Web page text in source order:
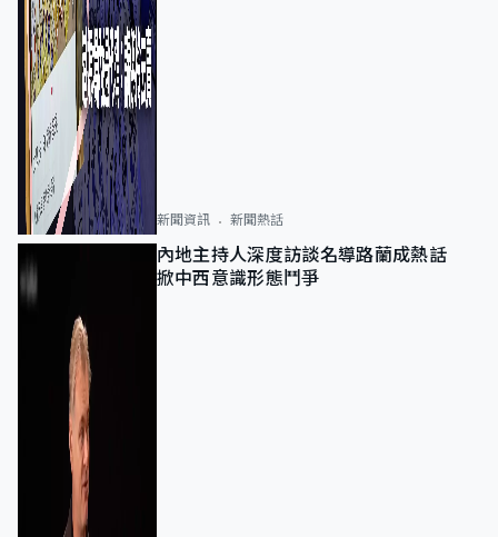
新聞資訊 新聞熱話
內地主持人深度訪談名導路蘭成熱話
掀中西意識形態鬥爭